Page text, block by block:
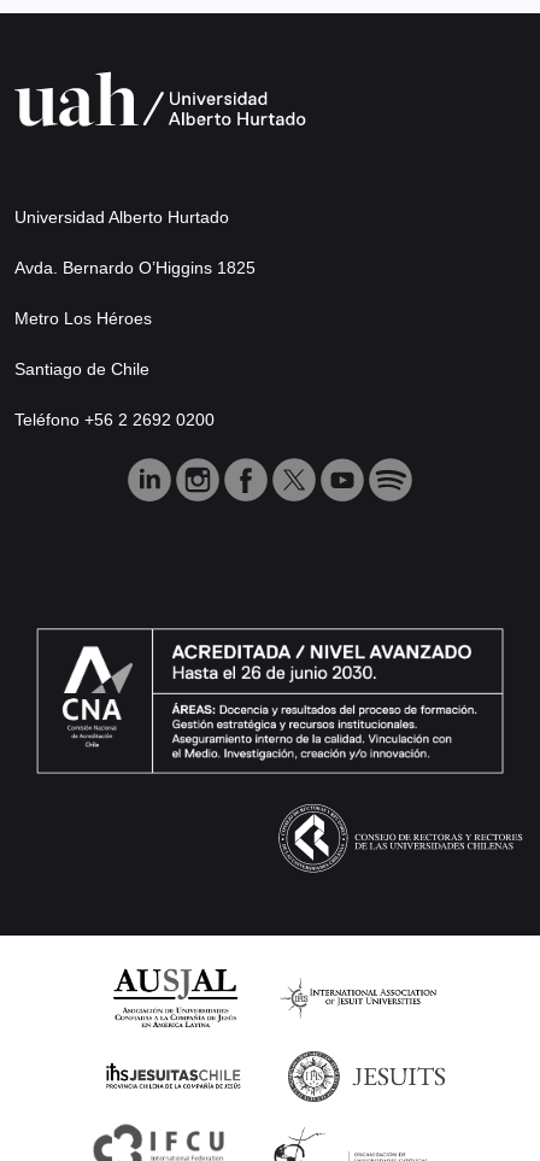
Universidad Alberto Hurtado
Avda. Bernardo O’Higgins 1825
Metro Los Héroes
Santiago de Chile
Teléfono +56 2 2692 0200